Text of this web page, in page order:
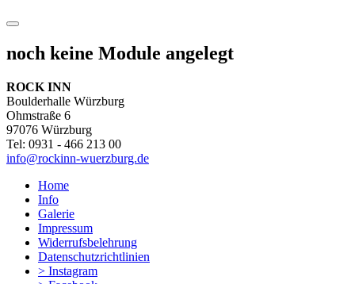
noch keine Module angelegt
ROCK INN
Boulderhalle Würzburg
Ohmstraße 6
97076 Würzburg
Tel: 0931 - 466 213 00
info@rockinn-wuerzburg.de
Home
Info
Galerie
Impressum
Widerrufsbelehrung
Datenschutzrichtlinien
> Instagram